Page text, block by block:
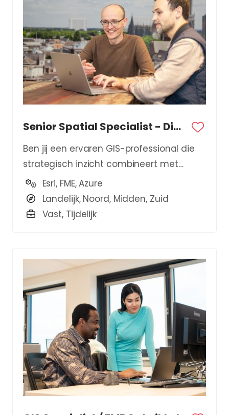
Senior Spatial Specialist - Digital Twin
Ben jij een ervaren GIS-professional die
strategisch inzicht combineert met
technische expertise?
Esri, FME, Azure
Landelijk, Noord, Midden, Zuid
Vast, Tijdelijk